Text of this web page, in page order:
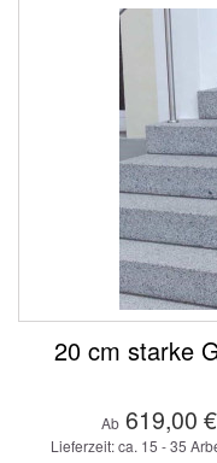
20 cm starke
Ab 619,00 €
Lieferzeit: ca. 15 - 35